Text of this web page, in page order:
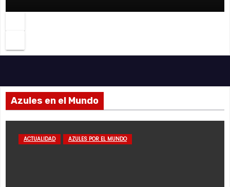
Azules en el Mundo
ACTUALIDAD AZULES POR EL MUNDO